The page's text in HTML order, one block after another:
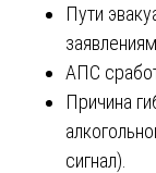
Пути
АПС
Причина
сигнал).